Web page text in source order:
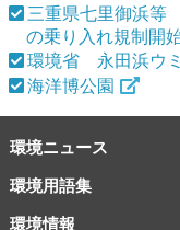
三重県七里御浜等
の乗り入れ規制開
環境省 永田浜ウ
海洋博公園
環境ニュース
環境用語集
環境情報